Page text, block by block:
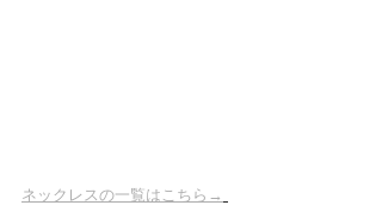
ネックレスの一覧はこちら→